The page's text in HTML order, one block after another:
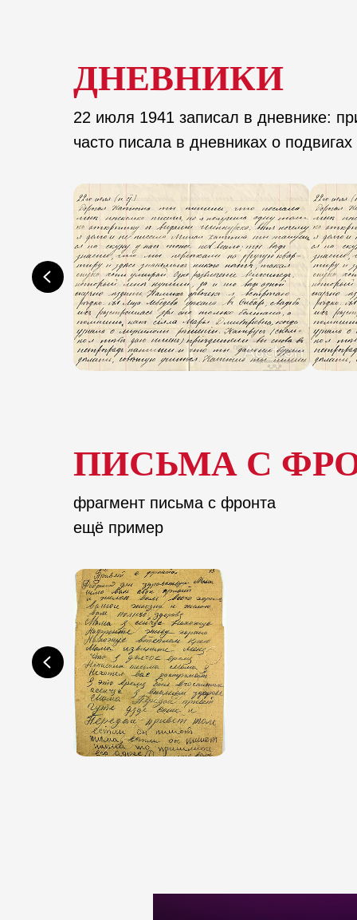
ДНЕВНИКИ
22 июля 1941 записал в дневнике:
часто писала в дневниках о
ПИСЬМА С
фрагмент письма с фронта
ещё пример